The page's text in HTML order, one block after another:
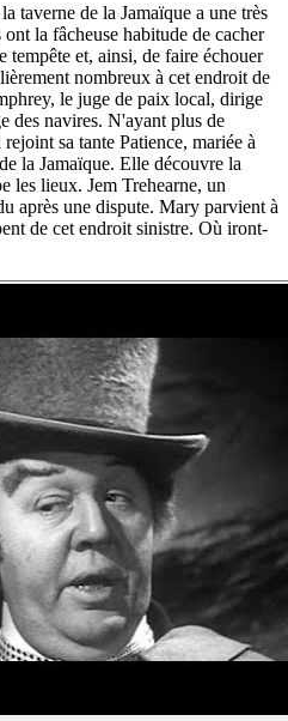
taverne de la Jamaïque a une très
la fâcheuse habitude de cacher
tempête et, ainsi, de faire échouer
nombreux à cet endroit de
le juge de paix local, dirige
des navires. N'ayant plus de
sa tante Patience, mariée à
la Jamaïque. Elle découvre la
les lieux. Jem Trehearne, un
après une dispute. Mary parvient à
de cet endroit sinistre. Où iront-